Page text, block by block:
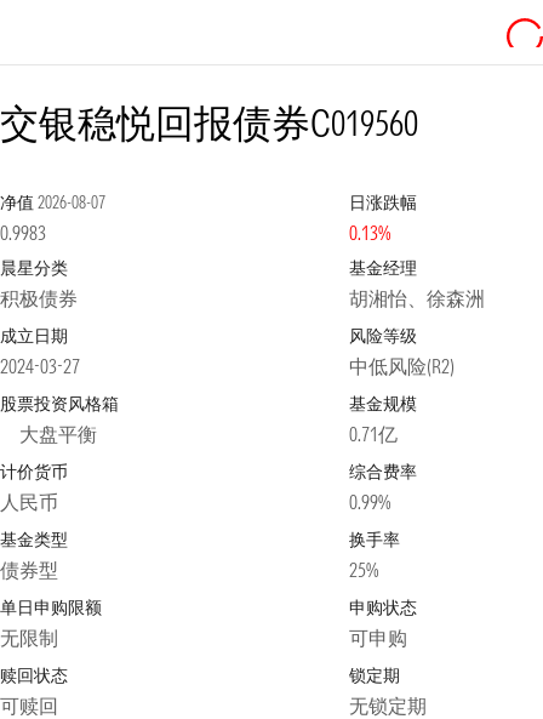
交银稳悦回报债券C019560
净值 2026-08-07
0.9983
日涨跌幅
0.13%
晨星分类
积极债券
基金经理
胡湘怡、徐森洲
成立日期
2024-03-27
风险等级
中低风险(R2)
股票投资风格箱
大盘平衡
基金规模
0.71亿
计价货币
人民币
综合费率
0.99%
基金类型
债券型
换手率
25%
单日申购限额
无限制
申购状态
可申购
赎回状态
可赎回
锁定期
无锁定期